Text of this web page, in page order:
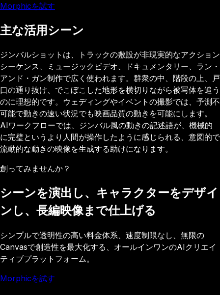
Morphicを試す
主な活用シーン
ジンバルショットは、トラックの敷設が非現実的なアクション
シーケンス、ミュージックビデオ、ドキュメンタリー、ラン・
アンド・ガン制作で広く使われます。群衆の中、階段の上、戸
口の通り抜け、でこぼこした地形を横切りながら被写体を追う
のに理想的です。ウェディングやイベントの撮影では、予測不
可能で動きの速い状況でも映画品質の動きを可能にします。
AIワークフローでは、ジンバル風の動きの記述語が、機械的
に完璧というより人間が操作したように感じられる、意図的で
流動的な動きの映像を生成する助けになります。
創ってみませんか？
シーンを演出し、キャラクターをデザイ
ンし、長編映像まで仕上げる
シンプルで透明性の高い料金体系、速度制限なし、無限の
Canvasで創造性を最大化する、オールインワンのAIクリエイ
ティブプラットフォーム。
Morphicを試す